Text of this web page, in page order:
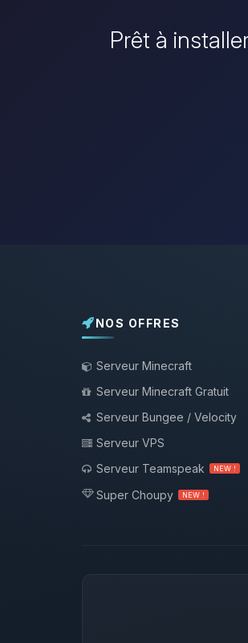
Prêt à
NOS OFFRES
Serveur Minecraft
Serveur Minecraft Gratuit
Serveur Bungee / Velocity
Serveur VPS
Serveur Teamspeak
NEW !
Super Choupy NEW !